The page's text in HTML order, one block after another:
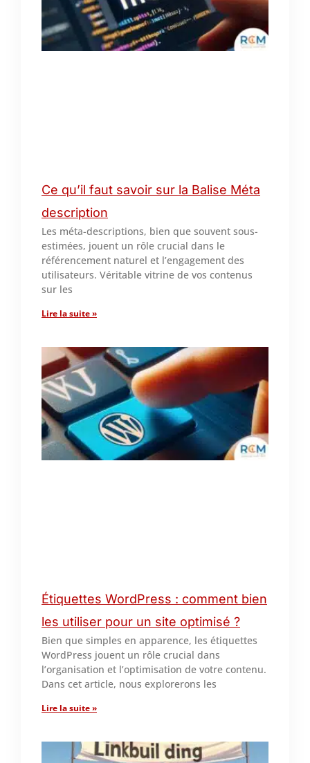
Ce qu’il faut savoir sur la Balise Méta
description
Les méta-descriptions, bien que souvent sous-
estimées, jouent un rôle crucial dans le
référencement naturel et l’engagement des
utilisateurs. Véritable vitrine de vos contenus
sur les
Lire la suite »
Étiquettes WordPress : comment bien
les utiliser pour un site optimisé ?
Bien que simples en apparence, les étiquettes
WordPress jouent un rôle crucial dans
l’organisation et l’optimisation de votre contenu.
Dans cet article, nous explorerons les
Lire la suite »